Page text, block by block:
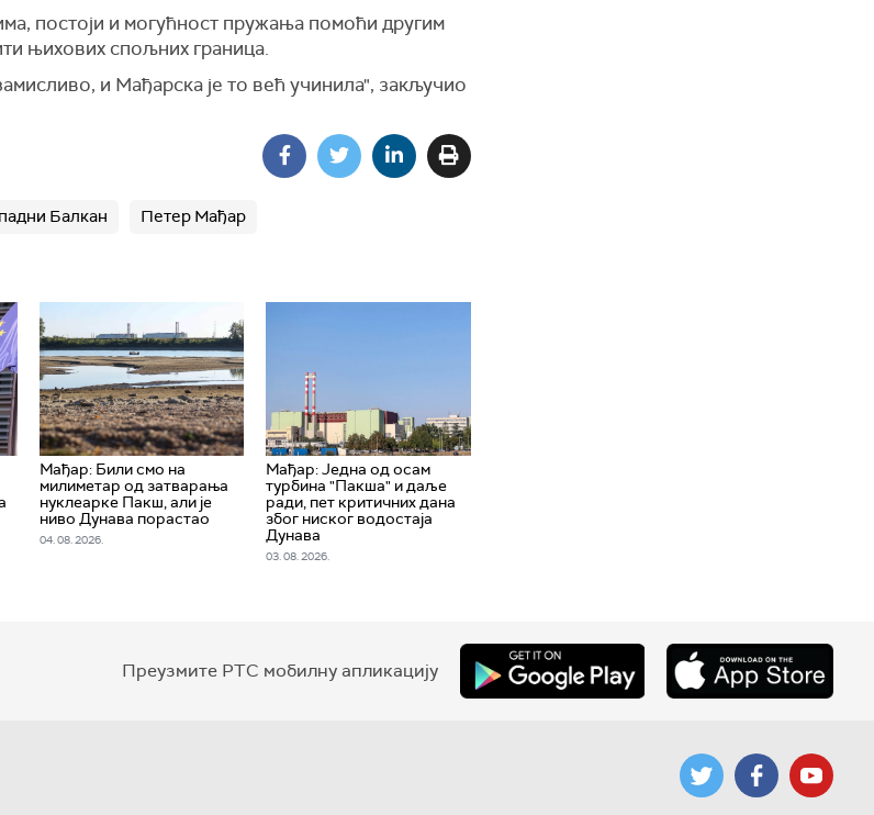
постоји и могућност пружања помоћи другим
њихових спољних граница.
и Мађарска је то већ учинила", закључио
Балкан Петер Мађар
Мађар: Били смо на
милиметар од затварања
нуклеарке Пакш, али је
ниво Дунава порастао
04. 08. 2026.
Мађар: Jедна од осам
турбина "Пакшa" и даље
ради, пет критичних дана
због ниског водостаја
Дунава
03. 08. 2026.
Преузмите РТС мобилну апликацију